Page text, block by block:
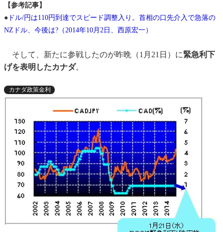
【参考記事】
● ドル/円は110円到達でスピード調整入り。首相の口先介入で急落の
NZドル、今後は?（2014年10月2日、西原宏一）
そして、新たに参戦したのが昨晩（1月21日）に緊急利下
げを表明したカナダ。
カナダ政策金利